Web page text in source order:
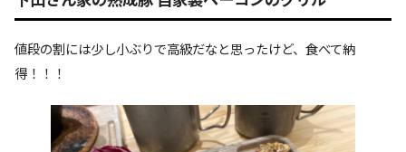
値段の割には少し小ぶりで高級だなと思ったけど、食べて納
得！！！